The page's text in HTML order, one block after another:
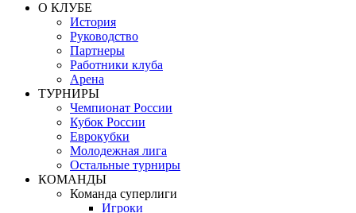
О КЛУБЕ
История
Руководство
Партнеры
Работники клуба
Арена
ТУРНИРЫ
Чемпионат России
Кубок России
Еврокубки
Молодежная лига
Остальные турниры
КОМАНДЫ
Команда суперлиги
Игроки